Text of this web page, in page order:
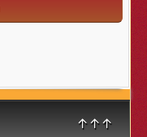
↑↑↑